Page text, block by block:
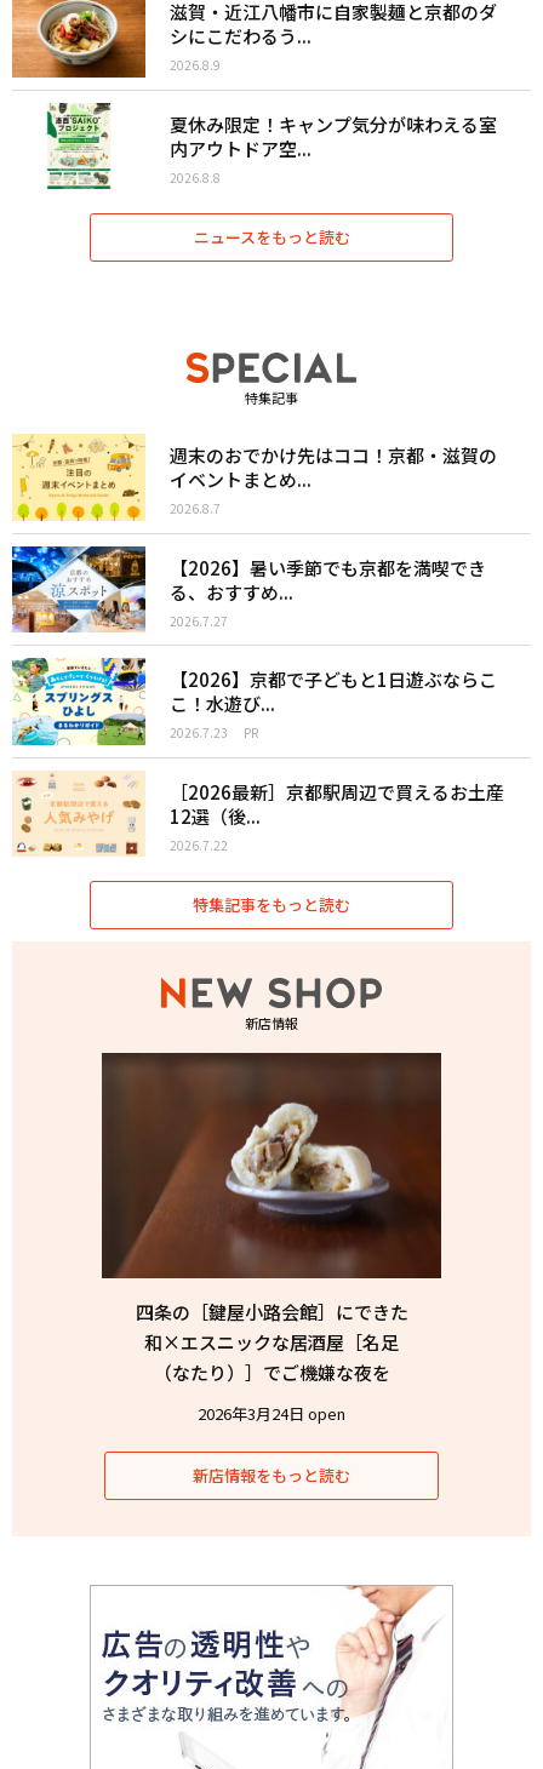
滋賀・近江八幡市に自家製麺と京都のダ
シにこだわるう...
2026.8.9
夏休み限定！キャンプ気分が味わえる室
内アウトドア空...
2026.8.8
ニュースをもっと読む
特集記事
週末のおでかけ先はココ！京都・滋賀の
イベントまとめ...
2026.8.7
【2026】暑い季節でも京都を満喫でき
る、おすすめ...
2026.7.27
【2026】京都で子どもと1日遊ぶならこ
こ！水遊び...
2026.7.23 PR
［2026最新］京都駅周辺で買えるお土産
12選（後...
2026.7.22
特集記事をもっと読む
新店情報
四条の［鍵屋小路会館］にできた
和×エスニックな居酒屋［名足
（なたり）］でご機嫌な夜を
2026年3月24日 open
新店情報をもっと読む